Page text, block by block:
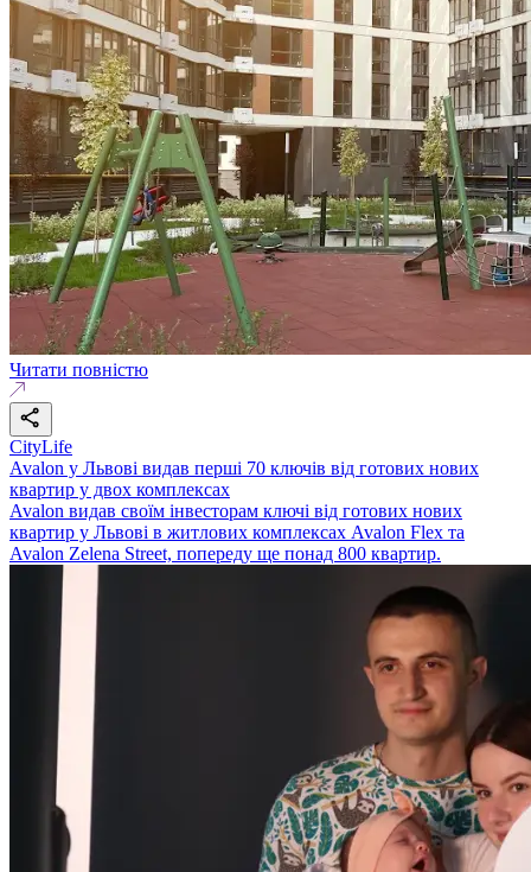
Читати повністю
CityLife
Avalon у Львові видав перші 70 ключів від готових нових
квартир у двох комплексах
Avalon видав своїм інвесторам ключі від готових нових
квартир у Львові в житлових комплексах Avalon Flex та
Avalon Zelena Street, попереду ще понад 800 квартир.